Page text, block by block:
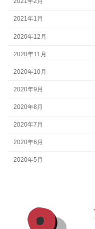
2021年1月
2020年12月
2020年11月
2020年10月
2020年9月
2020年8月
2020年7月
2020年6月
2020年5月